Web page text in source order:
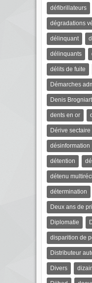
défibrillateurs
dégradations
délinquant
délinquants
délits de fuite
Démarches
Denis Brogniart
dents en or
Dérive sectaire
désinformation
détention
détenu
détermination
Deux ans de
Diplomatie
disparition de
Distributeur
Divers